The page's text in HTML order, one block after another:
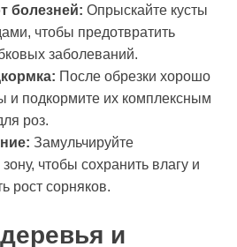
болезней: Опрыскайте кусты
чтобы предотвратить
заболеваний.
После обрезки хорошо
и подкормите их комплексным
роз.
Замульчируйте
чтобы сохранить влагу и
рост сорняков.
и